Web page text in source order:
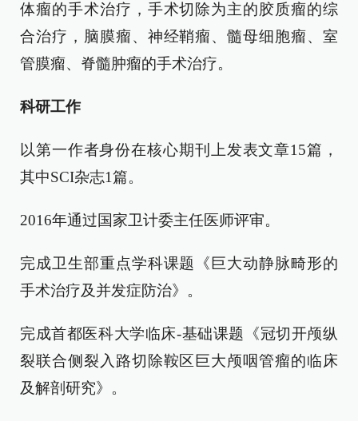
体瘤的手术治疗，手术切除为主的胶质瘤的综
合治疗，脑膜瘤、神经鞘瘤、髓母细胞瘤、室
管膜瘤、脊髓肿瘤的手术治疗。
科研工作
以第一作者身份在核心期刊上发表文章15篇，
其中SCI杂志1篇。
2016年通过国家卫计委主任医师评审。
完成卫生部重点学科课题《巨大动静脉畸形的
手术治疗及并发症防治》。
完成首都医科大学临床-基础课题《冠切开颅纵
裂联合侧裂入路切除鞍区巨大颅咽管瘤的临床
及解剖研究》。